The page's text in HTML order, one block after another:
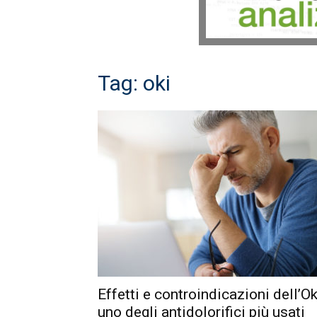
Tag: oki
Effetti e controindicazioni
uno degli antidolorifici più usati